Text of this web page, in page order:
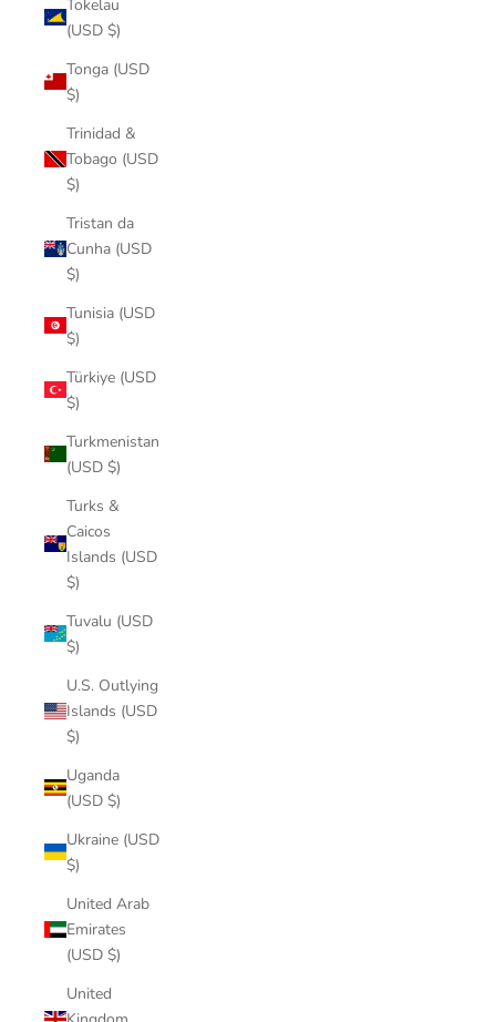
Tokelau
(USD $)
Tonga (USD
$)
Trinidad &
Tobago (USD
$)
Tristan da
Cunha (USD
$)
Tunisia (USD
$)
Türkiye (USD
$)
Turkmenistan
(USD $)
Turks &
Caicos
Islands (USD
$)
Tuvalu (USD
$)
U.S. Outlying
Islands (USD
$)
Uganda
(USD $)
Ukraine (USD
$)
United Arab
Emirates
(USD $)
United